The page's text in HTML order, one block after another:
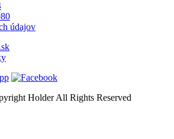
údajov
Holder All Rights Reserved